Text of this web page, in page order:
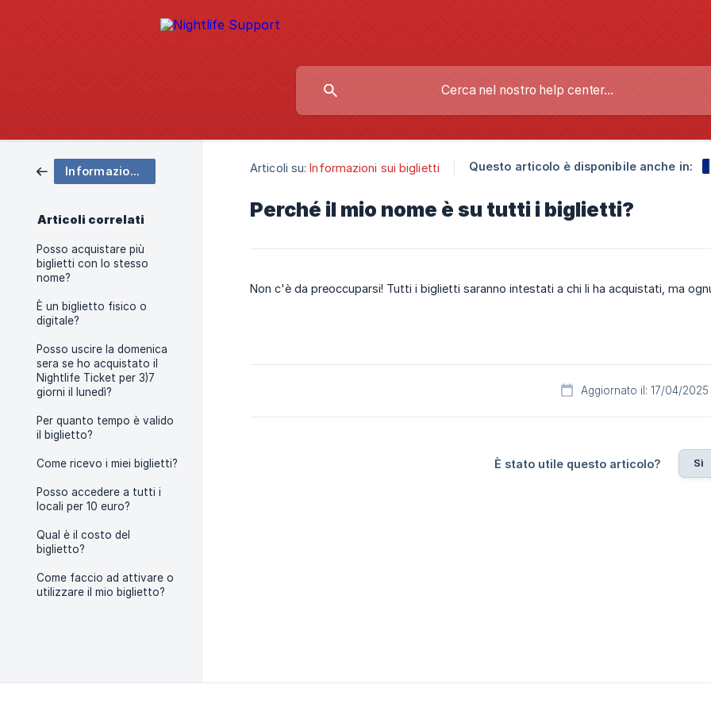
Informazioni sui biglietti
Articoli correlati
Posso acquistare più
biglietti con lo stesso
nome?
È un biglietto fisico o
digitale?
Posso uscire la domenica
sera se ho acquistato il
Nightlife Ticket per 3)7
giorni il lunedì?
Per quanto tempo è valido
il biglietto?
Come ricevo i miei biglietti?
Posso accedere a tutti i
locali per 10 euro?
Qual è il costo del
biglietto?
Come faccio ad attivare o
utilizzare il mio biglietto?
Articoli su: Informazioni sui biglietti Questo articolo è disponibile anche in:
Perché il mio nome è su tutti i biglietti?
Non c'è da preoccuparsi! Tutti i biglietti saranno intestati a chi li ha acquistati, ma
Aggiornato il: 17/04/2025
È stato utile questo articolo? Sì